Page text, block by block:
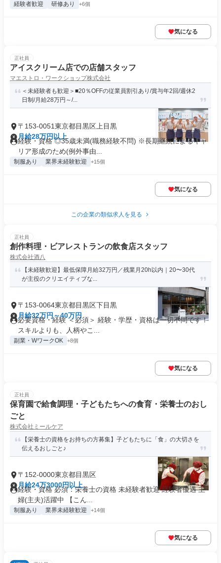
経験者歓迎 研修あり +6個
気になる
正社員
アイスクリーム店での店舗スタッフ
マエストロ・ワークショップ株式会社
＜未経験者も歓迎＞■20％OFFの従業員割引あり/賞与年2回/週休2
日制/月給28万円～/...
〒153-0051東京都目黒区上目黒
月給28万円以上
経験・資格 ◎35歳未満(職務経験不問) ※長期継続によるキャ
リア形成のため(例外事由...
制服あり 業界未経験歓迎 +15個
気になる
この企業の類似求人を見る
正社員
創作料理・ビアレストランの飲食店スタッフ
株式会社酒八
【未経験歓迎】最低保障月給32万円／残業月20h以内｜20〜30代
が主役のクリエイティブな...
〒153-0064東京都目黒区下目黒
月給32万円～40万円
必要資格・経験 ＜必須＞ 経験・学歴・資格は一切不問です！
スキルよりも、人柄やこ...
副業・WワークOK +8個
気になる
正社員
保育園で給食調理・子どもたちへの食育・栄養士のおし
ごと
株式会社ミールケア
【栄養士の資格をお持ちの方募集】子どもたちに「食」の大切さを
伝えるおしごと♪
〒152-0000東京都目黒区
月給24万3000円以上
経験・資格 必須：栄養士の資格 未経験者歓迎 経験者優遇 主
婦(主夫)活躍中 【こん...
制服あり 業界未経験歓迎 +14個
気になる